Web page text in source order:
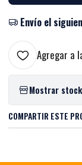
Envío el
Agregar a
Mostrar
COMPARTIR ESTE